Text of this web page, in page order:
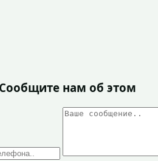
нам об этом